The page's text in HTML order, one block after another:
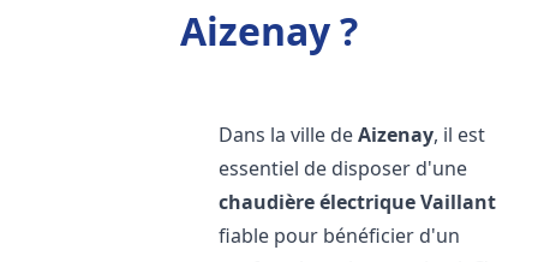
Aizenay ?
Dans la ville deAizenay, il est
essentiel de disposer d'une
chaudière électrique Vaillant
fiable pour bénéficier d'un